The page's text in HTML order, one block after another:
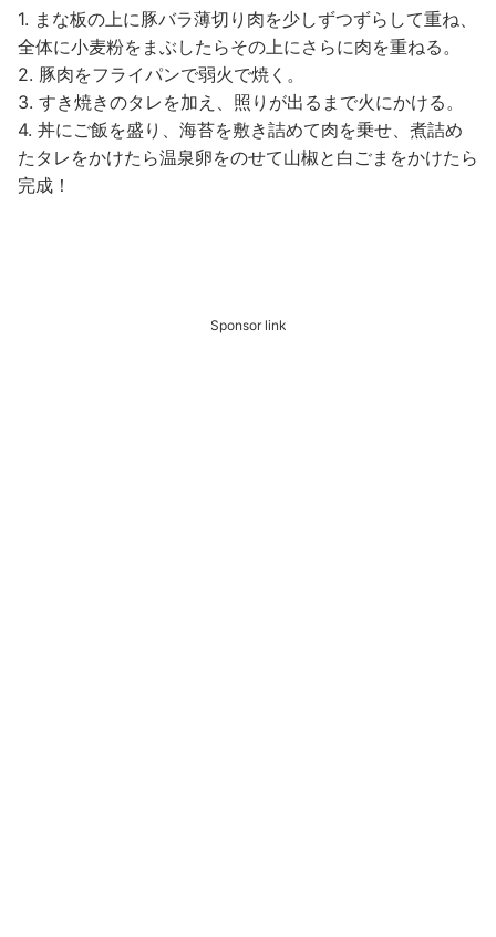
1. まな板の上に豚バラ薄切り肉を少しずつずらして重ね、
全体に小麦粉をまぶしたらその上にさらに肉を重ねる。
2. 豚肉をフライパンで弱火で焼く。
3. すき焼きのタレを加え、照りが出るまで火にかける。
4. 丼にご飯を盛り、海苔を敷き詰めて肉を乗せ、煮詰め
たタレをかけたら温泉卵をのせて山椒と白ごまをかけたら
完成！
Sponsor link